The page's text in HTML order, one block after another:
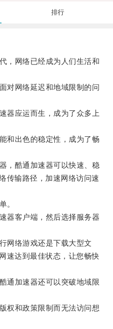
排行
网络已经成为人们生活和
网络延迟和地域限制的问
应运而生，成为了众多上
出色的稳定性，成为了畅
酷通加速器可以快速、稳
传输路径，加速网络访问速
。
客户端，然后选择服务器
络游戏还是下载大型文
速达到最佳状态，让您畅快
加速器还可以突破地域限
和政策限制而无法访问想